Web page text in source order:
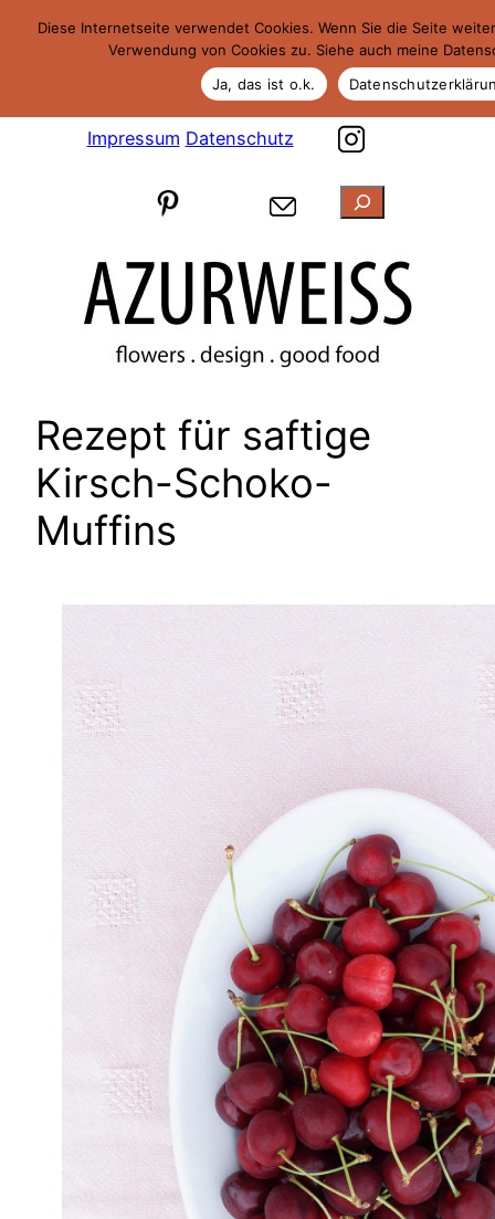
Zum
Impressum Datenschutz
Suchen
Rezept für saftige
Kirsch-Schoko-
Muffins
Diese Internetseite verwendet Cookies. Wenn Sie die Seite
Verwendung von Cookies zu. Siehe auch meine
Ja, das ist o.k.